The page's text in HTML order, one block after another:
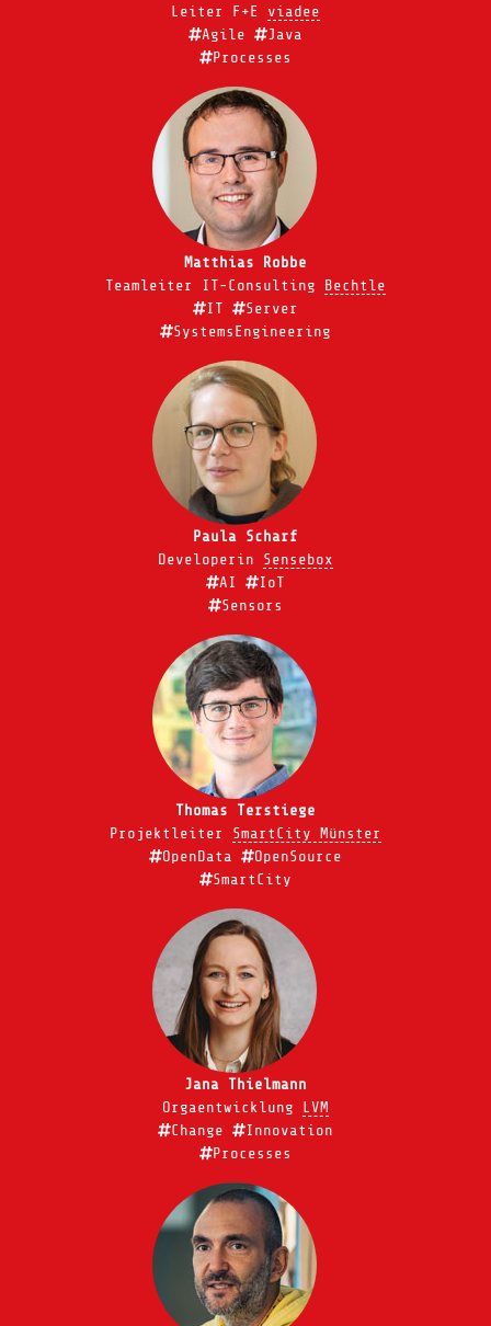
Leiter F+E viadee
Agile
Java
Processes
Matthias Robbe
Teamleiter IT-Consulting
Bechtle
IT
Server
SystemsEngineering
Paula Scharf
Developerin Sensebox
AI
IoT
Sensors
Thomas Terstiege
Projektleiter SmartCity Münster
OpenData
OpenSource
SmartCity
Jana Thielmann
Orgaentwicklung
LVM
Change
Innovation
Processes